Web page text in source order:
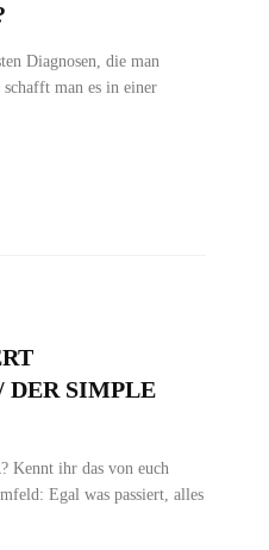
Diagnosen, die man
man es in einer
SIMPLE
Kennt ihr das von euch
Egal was passiert, alles